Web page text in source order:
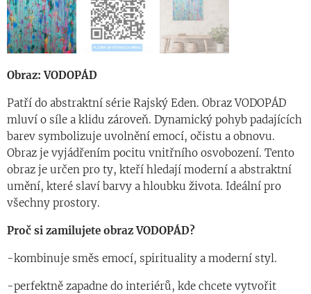
Obraz: VODOPÁD
Patří do abstraktní série Rajský Eden. Obraz VODOPÁD
mluví o síle a klidu zároveň. Dynamický pohyb padajících
barev symbolizuje uvolnění emocí, očistu a obnovu.
Obraz je vyjádřením pocitu vnitřního osvobození. Tento
obraz je určen pro ty, kteří hledají moderní a abstraktní
umění, které slaví barvy a hloubku života. Ideální pro
všechny prostory.
Proč si zamilujete obraz VODOPÁD?
-kombinuje směs emocí, spirituality a moderní styl.
-perfektně zapadne do interiérů, kde chcete vytvořit